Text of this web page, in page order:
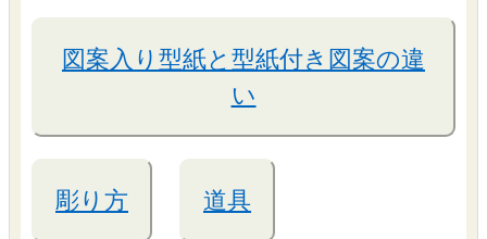
図案入り型紙と型紙付き図案の違
い
彫り方 道具